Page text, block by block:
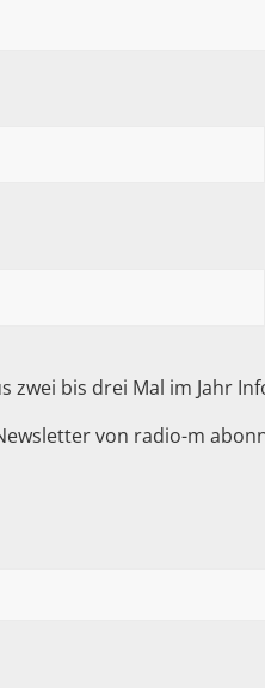
zwei bis drei Mal im Jahr
von radio-m